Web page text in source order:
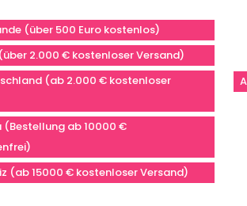
(über 500 Euro kostenlos)
2.000 € kostenloser Versand)
(ab 2.000 € kostenloser
(Bestellung ab 10000 €
(ab 15000 € kostenloser Versand)